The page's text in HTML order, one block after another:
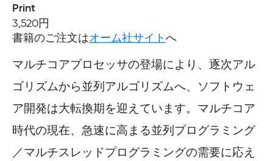
Print
3,520円
書籍のご注文はオーム社サイトへ
マルチコアプロセッサの登場により、逐次アル
ゴリズムから並列アルゴリズムへ、ソフトウェ
ア開発は大転換期を迎えています。マルチコア
時代の現在、急速に高まる並列プログラミング
／マルチスレッドプログラミングの需要に応え